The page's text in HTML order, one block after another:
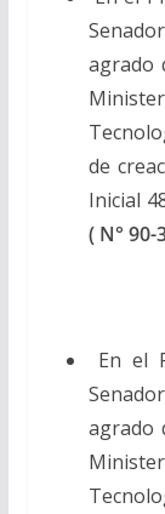
agrado
de
Inicial
( N° 90-
En el
agrado